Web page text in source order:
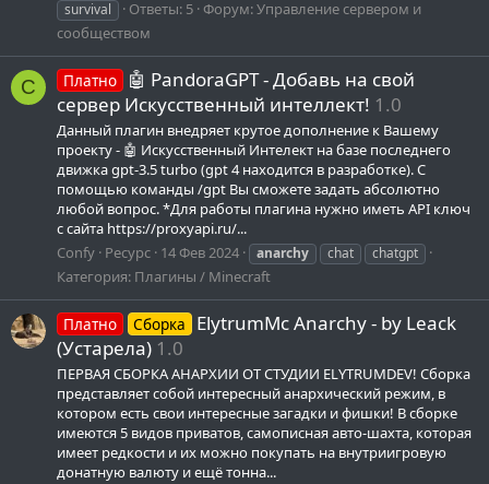
survival Ответы: 5 Форум:Управление сервером и
сообществом
C Платно
🤖 PandoraGPT - Добавь на свой
сервер Искусственный интеллект! 1.0
Данный плагин внедряет крутое дополнение к Вашему
проекту - 🤖 Искусственный Интелект на базе последнего
движка gpt-3.5 turbo (gpt 4 находится в разработке). С
помощью команды /gpt Вы сможете задать абсолютно
любой вопрос. *Для работы плагина нужно иметь API ключ
с сайта https://proxyapi.ru/...
Confy Ресурс 14 Фев 2024 anarchy chat chatgpt
Категория: Плагины / Minecraft
Платно Сборка
ElytrumMc Anarchy - by Leack
(Устарела) 1.0
ПЕРВАЯ СБОРКА АНАРХИИ ОТ СТУДИИ ELYTRUMDEV! Сборка
представляет собой интересный анархический режим, в
котором есть свои интересные загадки и фишки! В сборке
имеются 5 видов приватов, самописная авто-шахта, которая
имеет редкости и их можно покупать на внутриигровую
донатную валюту и ещё тонна...